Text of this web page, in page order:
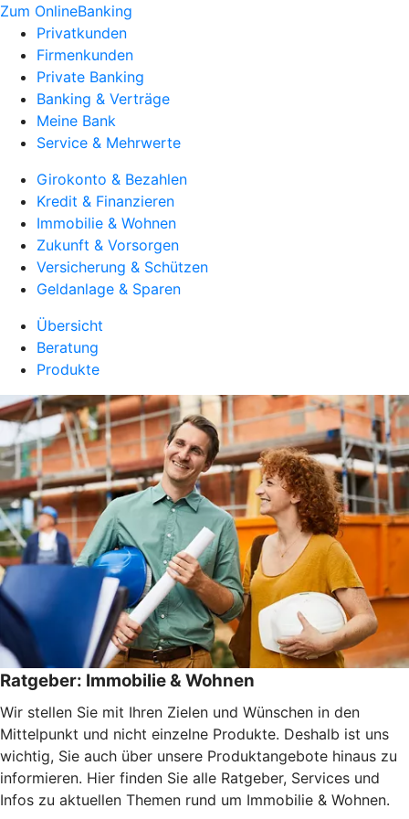
Zum OnlineBanking
Privatkunden
Firmenkunden
Private Banking
Banking & Verträge
Meine Bank
Service & Mehrwerte
Girokonto & Bezahlen
Kredit & Finanzieren
Immobilie & Wohnen
Zukunft & Vorsorgen
Versicherung & Schützen
Geldanlage & Sparen
Übersicht
Beratung
Produkte
Ratgeber: Immobilie & Wohnen
Wir stellen Sie mit Ihren Zielen und Wünschen in den
Mittelpunkt und nicht einzelne Produkte. Deshalb ist uns
wichtig, Sie auch über unsere Produktangebote hinaus zu
informieren. Hier finden Sie alle Ratgeber, Services und
Infos zu aktuellen Themen rund um Immobilie & Wohnen.